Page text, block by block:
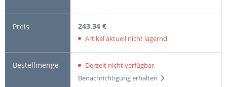
243,34 €
Artikel aktuell nicht lagernd
Derzeit nicht verfügbar.
Benachrichtigung erhalten